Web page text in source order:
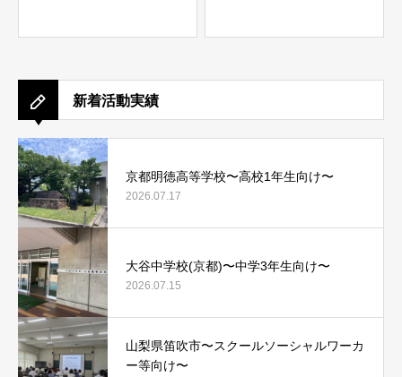
新着活動実績
京都明徳高等学校〜高校1年生向け〜
2026.07.17
大谷中学校(京都)〜中学3年生向け〜
2026.07.15
山梨県笛吹市〜スクールソーシャルワーカ
ー等向け〜